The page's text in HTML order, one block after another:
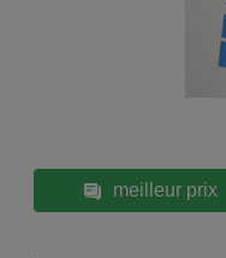
meilleur prix